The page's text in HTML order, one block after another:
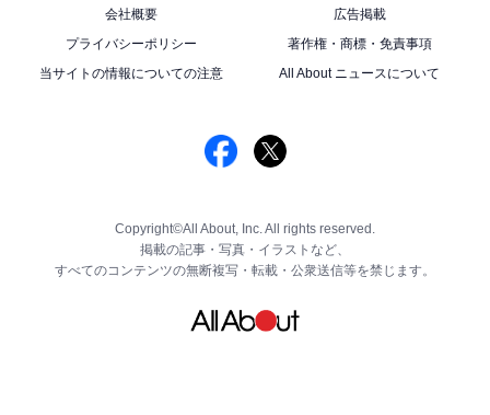
会社概要
広告掲載
プライバシーポリシー
著作権・商標・免責事項
当サイトの情報についての注意
All About ニュースについて
Copyright©All About, Inc. All rights reserved.
掲載の記事・写真・イラストなど、
すべてのコンテンツの無断複写・転載・公衆送信等を禁じます。